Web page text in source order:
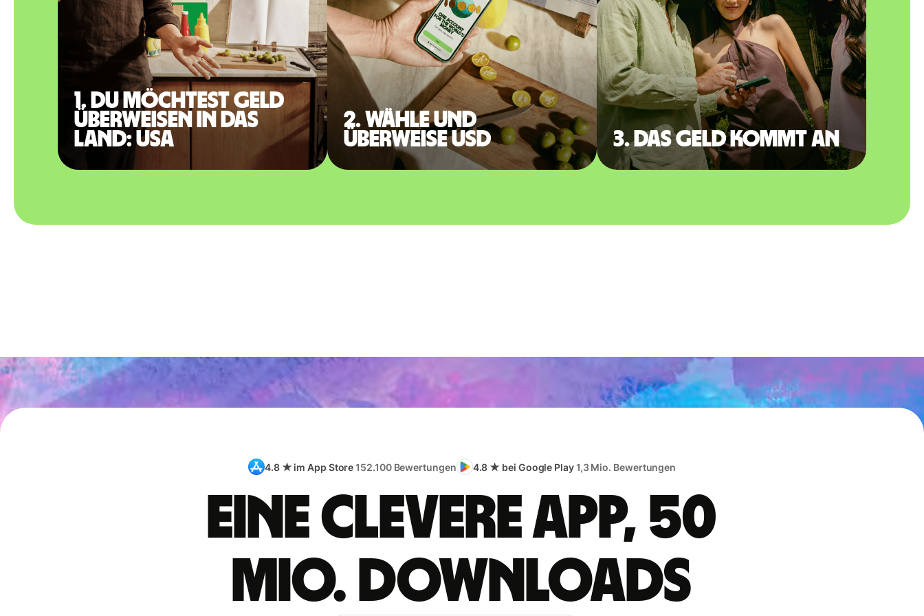
1. Du möchtest Geld
überweisen in das
Land: USA
2. Wähle und
überweise USD
3. Das Geld kommt an
4.8 ★ im App Store152.100 Bewertungen 4.8 ★ bei Google Play1,3 Mio. Bewertungen
Eine clevere App, 50
Mio. Downloads